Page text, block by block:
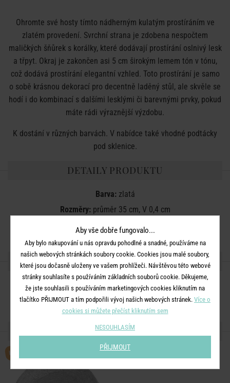
Ohromte své hosty tímto nádherným kulatým prostíráním ve
zlatém provedení. Svrchní strana je zdobena nespočtem
maličkých šňůrek s korálky, které dodávají prostírání oslnivý lesk
a třpyt. Okraj je zakončen asi 5 cm širokým lemem tón v tónu,
což dodává prostírání elegantní vzhled. Toto prostírání je samo
o sobě krásnou dekorací pro decentně laděný stůl, ale skvěle se
hodí i do kombinací s dalšími lesklými či barevnými prvky, pokud
máte rádi výraznější výzdobu.
K dostání v různých barvách. V nabídce také vhodné podtácky
pod sklenice.
DETAILY PRODUKTU
Barva:zlatá
Rozměry:průměr 35 cm, V 0,4 cm
65% skleněné korálky, 15% kovový drát, 20% polyester
SDÍLEJTE S PŘÁTELI
DALŠÍ PRODUKTY ZE SÉRIE
BESTSELLER
Aby vše dobře fungovalo...
Aby bylo nakupování u nás opravdu pohodlné a snadné, používáme na
našich webových stránkách soubory cookie. Cookies jsou malé soubory,
které jsou dočasně uloženy ve vašem prohlížeči. Návštěvou této webové
stránky souhlasíte s používáním základních souborů cookie. Děkujeme,
že jste souhlasili s používáním marketingových cookies kliknutím na
tlačítko PŘIJMOUT a tím podpořili vývoj našich webových stránek. Více o
cookies si můžete přečíst kliknutím sem
NESOUHLASÍM
PŘIJMOUT